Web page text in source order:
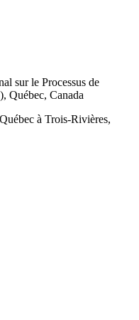
sur le Processus de
Québec, Canada
à Trois-Rivières,